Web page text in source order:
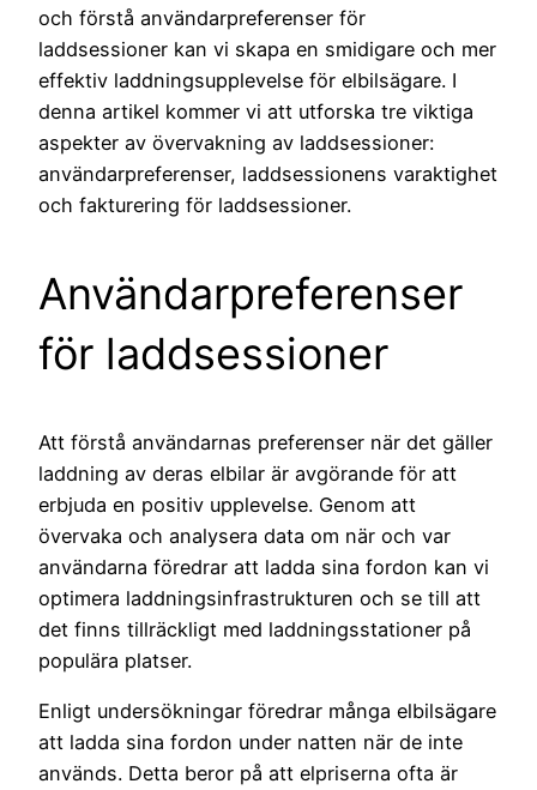
och förstå användarpreferenser för
laddsessioner kan vi skapa en smidigare och mer
effektiv laddningsupplevelse för elbilsägare. I
denna artikel kommer vi att utforska tre viktiga
aspekter av övervakning av laddsessioner:
användarpreferenser, laddsessionens varaktighet
och fakturering för laddsessioner.
Användarpreferenser
för laddsessioner
Att förstå användarnas preferenser när det gäller
laddning av deras elbilar är avgörande för att
erbjuda en positiv upplevelse. Genom att
övervaka och analysera data om när och var
användarna föredrar att ladda sina fordon kan vi
optimera laddningsinfrastrukturen och se till att
det finns tillräckligt med laddningsstationer på
populära platser.
Enligt undersökningar föredrar många elbilsägare
att ladda sina fordon under natten när de inte
används. Detta beror på att elpriserna ofta är